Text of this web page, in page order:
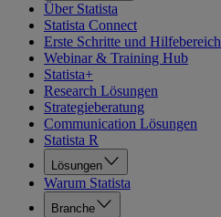
Über Statista
Statista Connect
Erste Schritte und Hilfebereich
Webinar & Training Hub
Statista+
Research Lösungen
Strategieberatung
Communication Lösungen
Statista R
Lösungen
Warum Statista
Branche